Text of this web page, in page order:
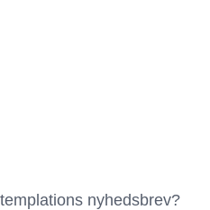
nyhedsbrev?